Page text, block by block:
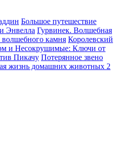
Большое путешествие
Энвелла Гурвинек. Волшебная
камня Королевский
и Несокрушимые: Ключи от
Пикачу Потерянное звено
жизнь домашних животных 2